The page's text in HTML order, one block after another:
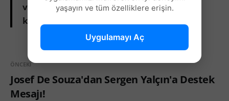
veriyor. Hep birlikte yeniden ayağa
kalkacağız.”
ÖNCEKI
Josef De Souza'dan Sergen Yalçın'a Destek
Mesajı!
yaşayın ve tüm özelliklere erişin.
Uygulamayı Aç